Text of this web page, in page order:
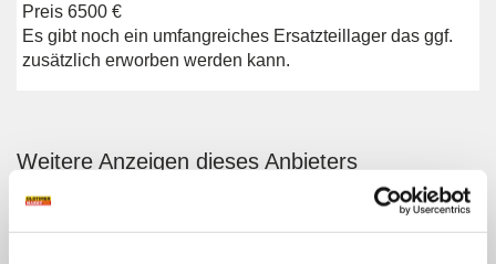
Preis 6500 €
Es gibt noch ein umfangreiches Ersatzteillager das ggf.
zusätzlich erworben werden kann.
Weitere Anzeigen dieses Anbieters
ALLE ANZEIGEN